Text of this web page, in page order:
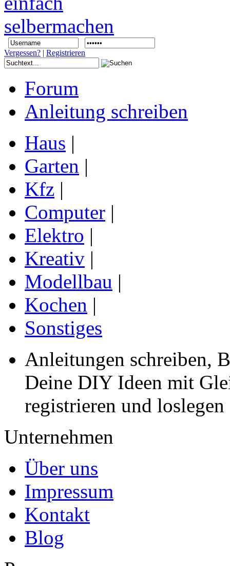
Vergessen? | Registrieren
Forum
Anleitung schreiben
Haus |
Garten |
Kfz |
Computer |
Elektro |
Kreativ |
Modellbau |
Kochen |
Sonstiges
Anleitungen schreiben,
Deine DIY Ideen mit
registrieren und loslegen
Unternehmen
Über uns
Impressum
Kontakt
Blog